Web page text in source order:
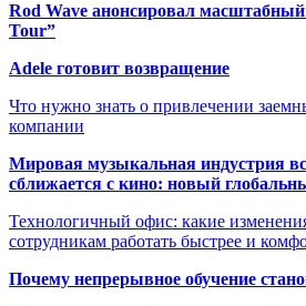
Rod Wave анонсировал
Tour”
Adele готовит возвращение
Что нужно знать о привлечении
компании
Мировая музыкальная индустрия
сближается с кино: новый
Технологичный офис: какие
сотрудникам работать быстрее и
Почему непрерывное обучение